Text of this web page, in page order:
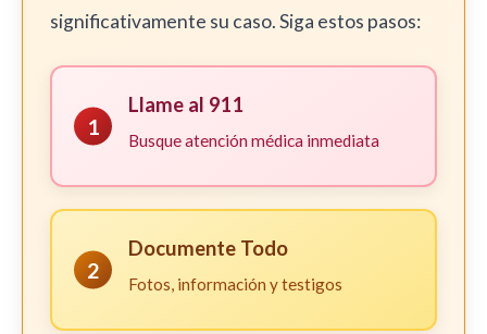
significativamente su caso. Siga estos pasos:
1
Llame al 911
Busque atención médica inmediata
2
Documente Todo
Fotos, información y testigos